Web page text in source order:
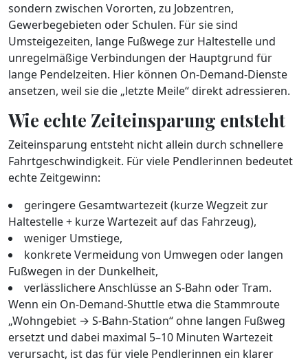
sondern zwischen Vororten, zu Jobzentren,
Gewerbegebieten oder Schulen. Für sie sind
Umsteigezeiten, lange Fußwege zur Haltestelle und
unregelmäßige Verbindungen der Hauptgrund für
lange Pendelzeiten. Hier können On‑Demand‑Dienste
ansetzen, weil sie die „letzte Meile“ direkt adressieren.
Wie echte Zeiteinsparung entsteht
Zeiteinsparung entsteht nicht allein durch schnellere
Fahrtgeschwindigkeit. Für viele Pendlerinnen bedeutet
echte Zeitgewinn:
geringere Gesamtwartezeit (kurze Wegzeit zur
Haltestelle + kurze Wartezeit auf das Fahrzeug),
weniger Umstiege,
konkrete Vermeidung von Umwegen oder langen
Fußwegen in der Dunkelheit,
verlässlichere Anschlüsse an S‑Bahn oder Tram.
Wenn ein On‑Demand‑Shuttle etwa die Stammroute
„Wohngebiet → S‑Bahn‑Station“ ohne langen Fußweg
ersetzt und dabei maximal 5–10 Minuten Wartezeit
verursacht, ist das für viele Pendlerinnen ein klarer